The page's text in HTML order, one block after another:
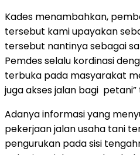
Kades menambahkan,
tersebut kami upayakan
tersebut nantinya sebagai
Pemdes selalu kordinasi
terbuka pada masyarakat
juga akses jalan bagi
Adanya informasi yang
pekerjaan jalan usaha tani
pengurukan pada sisi